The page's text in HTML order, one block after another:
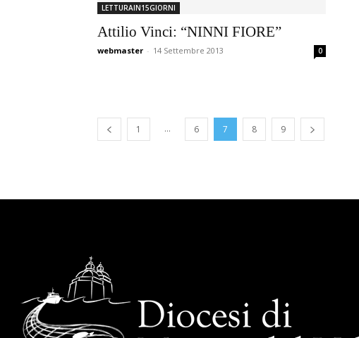
LETTURAIN15GIORNI
Attilio Vinci: “NINNI FIORE”
webmaster - 14 Settembre 2013 0
1 ... 6 7 8 9